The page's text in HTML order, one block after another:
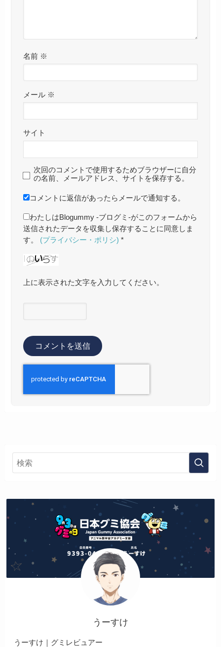
名前 ※
メール ※
サイト
次回のコメントで使用するためブラウザーに自分
の名前、メールアドレス、サイトを保存する。
コメントに返信があったらメールで通知する。
わたしはBlogummy -ブログミ-がこのフォームから
送信されたデータを収集し保存することに同意しま
す。 (プライバシー・ポリシ) *
上に表示された文字を入力してください。
うーすけ
うーすけ｜グミレビュアー